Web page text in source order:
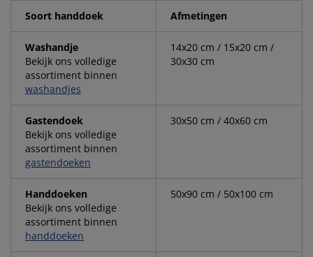
Soort handdoek Afmetingen
Washandje
Bekijk ons volledige
assortiment binnen
washandjes
14x20 cm / 15x20 cm /
30x30 cm
Gastendoek
Bekijk ons volledige
assortiment binnen
gastendoeken
30x50 cm / 40x60 cm
Handdoeken
Bekijk ons volledige
assortiment binnen
handdoeken
50x90 cm / 50x100 cm